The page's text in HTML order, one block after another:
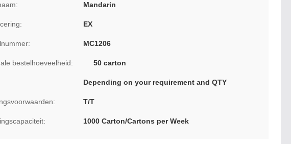
Mandarin
EX
MC1206
bestelhoeveelheid: 50 carton
Depending on your requirement and QTY
T/T
1000 Carton/Cartons per Week